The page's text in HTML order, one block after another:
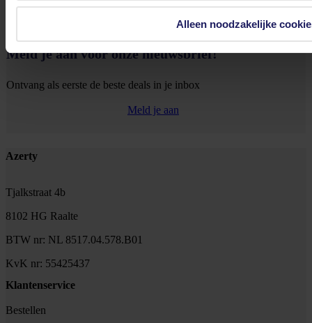
Alleen noodzakelijke
Meld je aan voor onze nieuwsbrief!
Ontvang als eerste de beste deals in je inbox
Meld je aan
Footer
Azerty
Tjalkstraat 4b
8102 HG Raalte
BTW nr: NL 8517.04.578.B01
KvK nr: 55425437
Klantenservice
Bestellen